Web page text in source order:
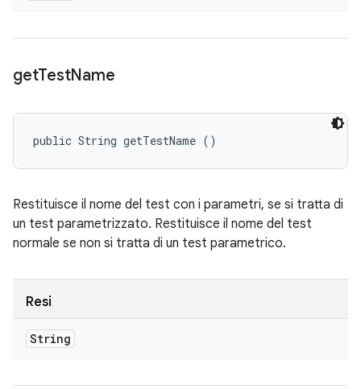
getTestName
public String getTestName ()
Restituisce il nome del test con i parametri, se si tratta di
un test parametrizzato. Restituisce il nome del test
normale se non si tratta di un test parametrico.
Resi
String